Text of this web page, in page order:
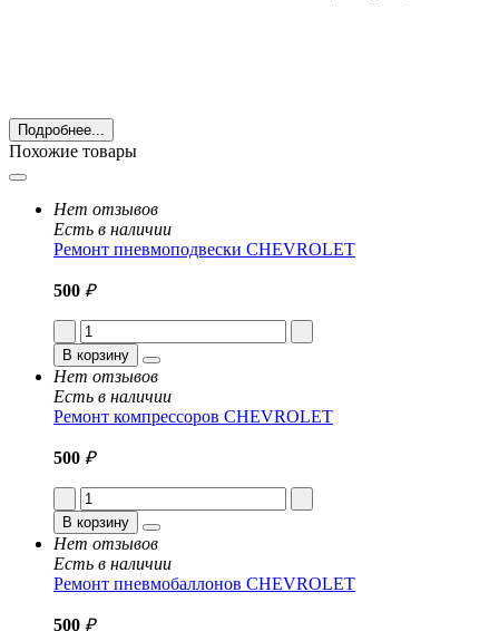
Подробнее...
Похожие товары
Нет отзывов
Есть в наличии
Ремонт пневмоподвески CHEVROLET
500 ₽
В корзину
Нет отзывов
Есть в наличии
Ремонт компрессоров CHEVROLET
500 ₽
В корзину
Нет отзывов
Есть в наличии
Ремонт пневмобаллонов CHEVROLET
500 ₽